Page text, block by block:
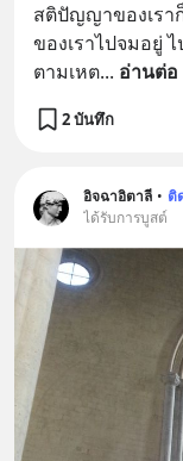
สติปัญญาของเร
ของเราไปจมอยู่
ตามเหต... อ่านต่อ
2 บันทึก
อิจฉาอิตาลี • ติ
ได้รับการบูสต์